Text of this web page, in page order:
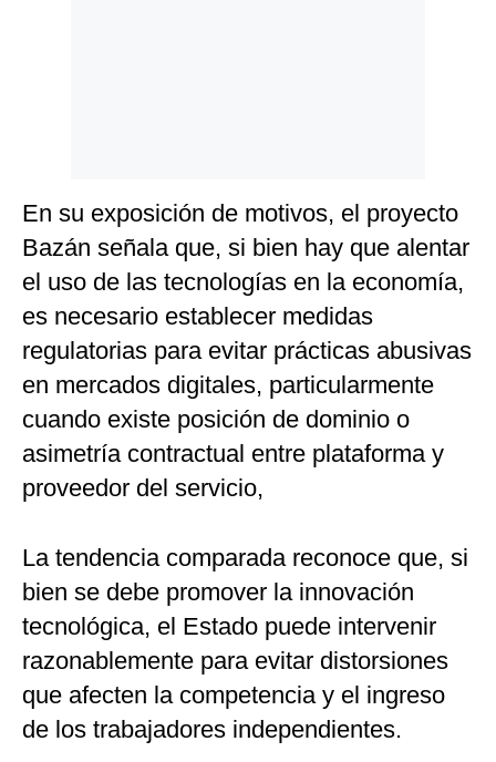
En su exposición de motivos, el proyecto
Bazán señala que, si bien hay que alentar
el uso de las tecnologías en la economía,
es necesario establecer medidas
regulatorias para evitar prácticas abusivas
en mercados digitales, particularmente
cuando existe posición de dominio o
asimetría contractual entre plataforma y
proveedor del servicio,
La tendencia comparada reconoce que, si
bien se debe promover la innovación
tecnológica, el Estado puede intervenir
razonablemente para evitar distorsiones
que afecten la competencia y el ingreso
de los trabajadores independientes.